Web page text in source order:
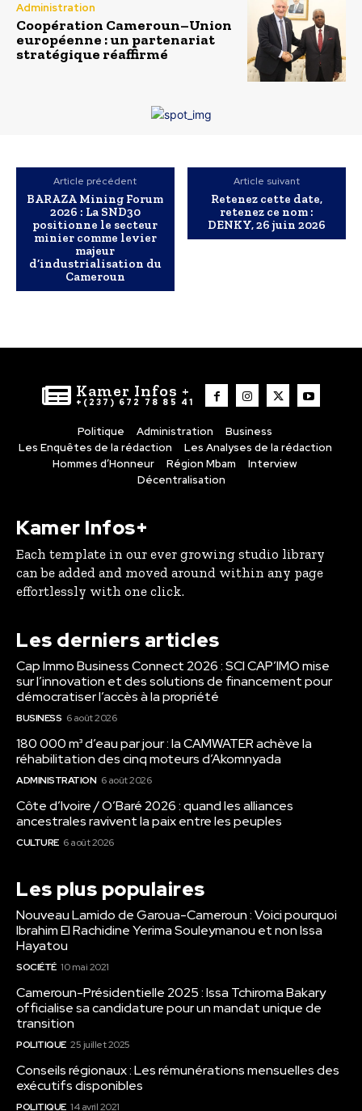
Administration
Coopération Cameroun–Union
européenne : un partenariat
stratégique réaffirmé
Article précédent
BARAZA Mining Forum
2026 : La SND30
positionne le secteur
minier comme levier
majeur
d’industrialisation du
Cameroun
Article suivant
Retenez cette date,
retenez ce nom :
DENKY, 26 juin 2026
Kamer Infos +
+(237) 672 78 85 41
Politique Administration
Business
Les Enquêtes de la rédaction
Les Analyses de la rédaction
Hommes d’Honneur
Région Mbam
Interview
Décentralisation
Kamer Infos+
Each template in our ever growing studio library
can be added and moved around within any page
effortlessly with one click.
Les derniers articles
Cap Immo Business Connect 2026 : SCI CAP’IMO mise
sur l’innovation et des solutions de financement pour
démocratiser l’accès à la propriété
BUSINESS 6 août 2026
180 000 m³ d’eau par jour : la CAMWATER achève la
réhabilitation des cinq moteurs d’Akomnyada
ADMINISTRATION 6 août 2026
Côte d’Ivoire / O’Baré 2026 : quand les alliances
ancestrales ravivent la paix entre les peuples
CULTURE 6 août 2026
Les plus populaires
Nouveau Lamido de Garoua-Cameroun : Voici pourquoi
Ibrahim El Rachidine Yerima Souleymanou et non Issa
Hayatou
SOCIÉTÉ 10 mai 2021
Cameroun-Présidentielle 2025 : Issa Tchiroma Bakary
officialise sa candidature pour un mandat unique de
transition
POLITIQUE 25 juillet 2025
Conseils régionaux : Les rémunérations mensuelles des
exécutifs disponibles
POLITIQUE 14 avril 2021